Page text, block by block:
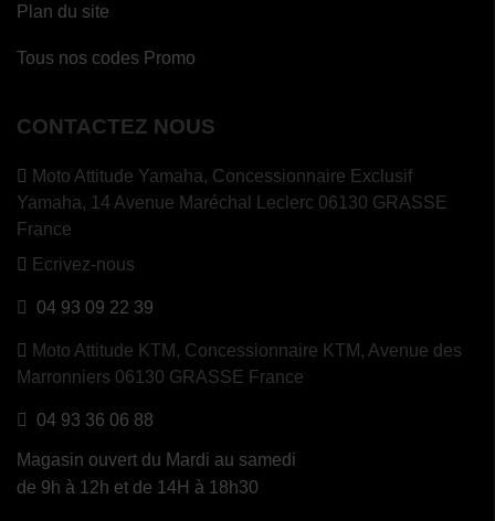
Plan du site
Tous nos codes Promo
CONTACTEZ NOUS
Moto Attitude Yamaha, Concessionnaire Exclusif
Yamaha, 14 Avenue Maréchal Leclerc 06130 GRASSE
France
Ecrivez-nous
04 93 09 22 39
Moto Attitude KTM, Concessionnaire KTM, Avenue des
Marronniers 06130 GRASSE France
04 93 36 06 88
Magasin ouvert du Mardi au samedi
de 9h à 12h et de 14H à 18h30